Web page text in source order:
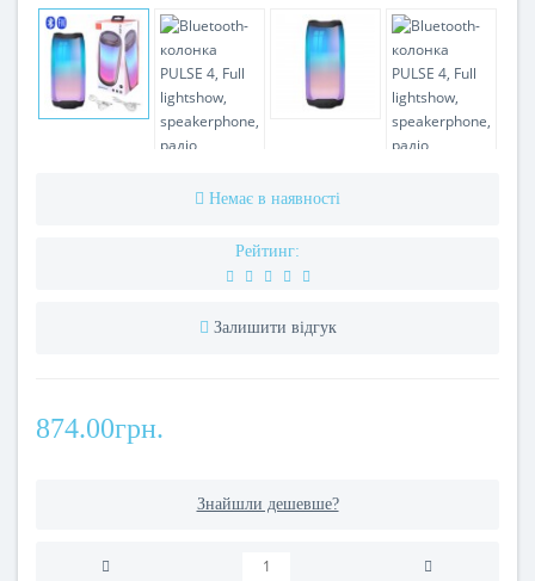
Немає в наявності
Рейтинг:
Залишити відгук
874.00грн.
Знайшли дешевше?